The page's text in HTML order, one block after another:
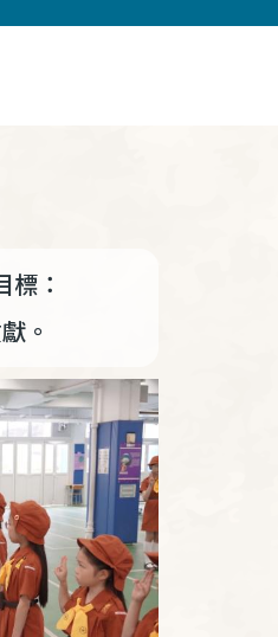
：
。